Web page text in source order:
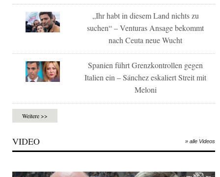
„Ihr habt in diesem Land nichts zu
suchen“ – Venturas Ansage bekommt
nach Ceuta neue Wucht
Spanien führt Grenzkontrollen gegen
Italien ein – Sánchez eskaliert Streit mit
Meloni
Weitere >>
VIDEO » alle Videos